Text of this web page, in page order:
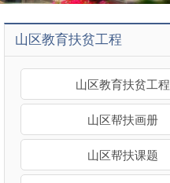
山区教育扶贫工程
山区教育扶贫工程
山区帮扶画册
山区帮扶课题